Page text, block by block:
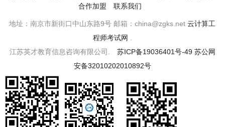
合作加盟
联系我们
地址：南京市新街口中山东路9号 邮箱：china@zgks.net云计算工
程师考试网
江苏英才教育信息咨询有限公司. 苏ICP备19036401号-49 苏公网
安备32010202010892号